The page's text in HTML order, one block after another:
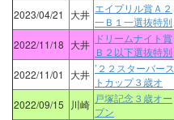
2023/04/21
大井 エイプリル賞Ａ２
一Ｂ１一選抜特別
2022/11/18 大井 ドリームナイト賞
Ｂ２以下選抜特別
2022/11/01
大井 ’２２スターバース
トカップ３歳オ
2022/09/15
川崎 戸塚記念３歳オー
プン